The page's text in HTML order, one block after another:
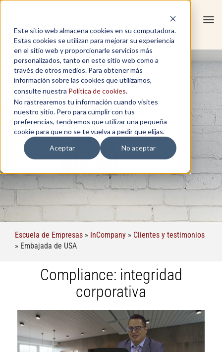
Este sitio web almacena cookies en su computadora.
Estas cookies se utilizan para mejorar su experiencia
en el sitio web y proporcionarle servicios más
personalizados, tanto en este sitio web como a
través de otros medios. Para obtener más
información sobre las cookies que utilizamos,
consulte nuestra Política de cookies.
No rastrearemos tu información cuando visites
nuestro sitio. Pero para cumplir con tus
preferencias, tendremos que utilizar una pequeña
cookie para que no se te vuelva a pedir que elijas.
Aceptar
No aceptar
TESTIMONIOS
Escuela de Empresas » InCompany » Clientes y testimonios
» Embajada de USA
Compliance: integridad
corporativa